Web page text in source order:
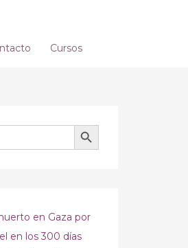
Cursos
BOTÓN DE BÚSQUEDA
en Gaza por
en los 300 días